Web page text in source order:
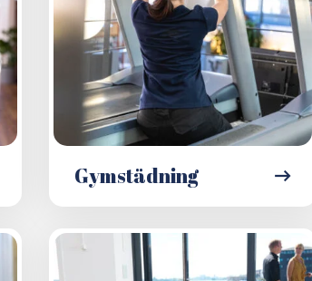
Gymstädning